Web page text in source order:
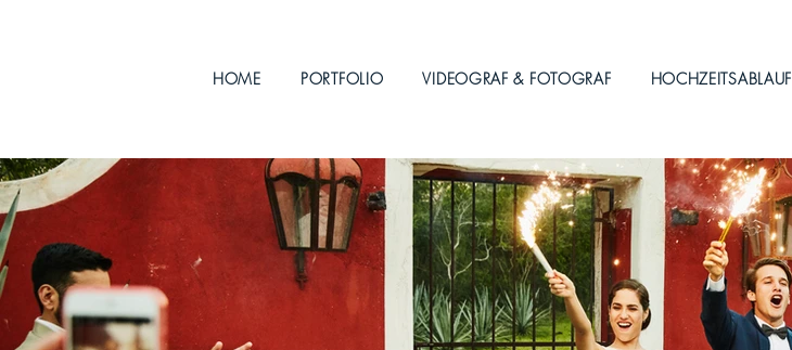
HOME PORTFOLIO VIDEOGRAF & FOTOGRAF HOCHZEITSABLAUF